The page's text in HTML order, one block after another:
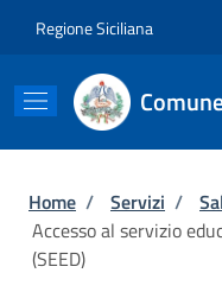
Regione Siciliana
Briciole di
Home / Servizi /
Accesso al servizio
(SEED)